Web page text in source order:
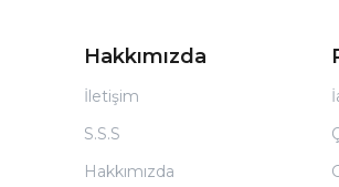
Hakkımızda
İletişim
S.S.S
Hakkımızda